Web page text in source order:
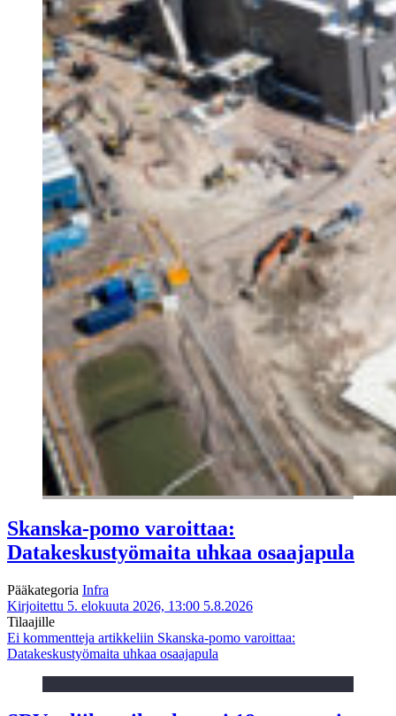
Skanska-pomo varoittaa:
Datakeskustyömaita uhkaa osaajapula
Pääkategoria Infra
Kirjoitettu 5. elokuuta 2026, 13:00 5.8.2026
Tilaajille
Ei kommentteja artikkeliin Skanska-pomo varoittaa:
Datakeskustyömaita uhkaa osaajapula